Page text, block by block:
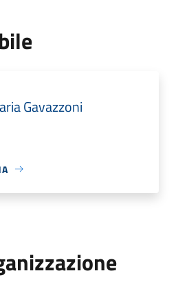
Gavazzoni